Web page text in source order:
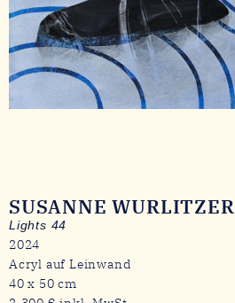
SUSANNE WURLITZER
Lights 44
2024
Acryl auf Leinwand
40 x 50 cm